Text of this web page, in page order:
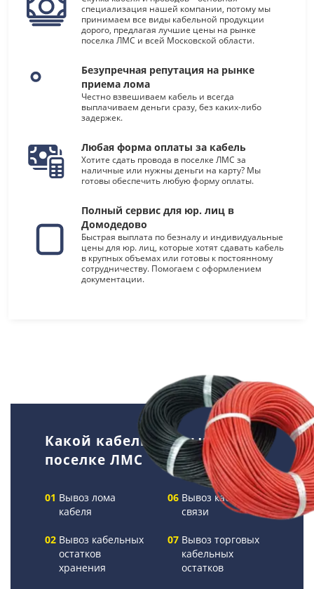
специализация нашей компании, потому мы
принимаем все виды кабельной продукции
дорого, предлагая лучшие цены на рынке
поселка ЛМС и всей Московской области.
Безупречная репутация на рынке
приема лома
Честно взвешиваем кабель и всегда
выплачиваем деньги сразу, без каких-либо
задержек.
Любая форма оплаты за кабель
Хотите сдать провода в поселке ЛМС за
наличные или нужны деньги на карту? Мы
готовы обеспечить любую форму оплаты.
Полный сервис для юр. лиц в
Домодедово
Быстрая выплата по безналу и индивидуальные
цены для юр. лиц, которые хотят сдавать кабель
в крупных объемах или готовы к постоянному
сотрудничеству. Помогаем с оформлением
документации.
Какой кабель мы вывозим в
поселке ЛМС
Вывоз лома
кабеля
Вывоз кабельных
остатков
хранения
Вывоз кабелей
связи
Вывоз торговых
кабельных
остатков